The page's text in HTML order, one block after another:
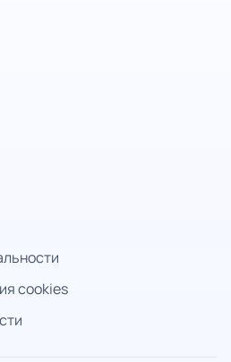
cookies